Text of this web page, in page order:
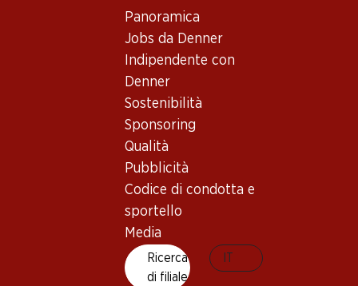
Panoramica
Jobs da Denner
Indipendente con
Denner
Sostenibilità
Sponsoring
Qualità
Pubblicità
Codice di condotta e
sportello
Media
Ricerca
di filiale
Maturità di beva
1 anno dall'acquisto
Temperatura di beva